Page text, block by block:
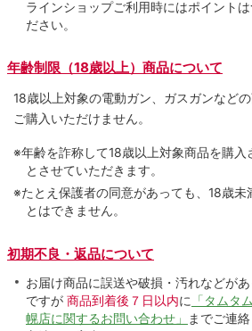
ラインショップご利用時にはポイント
ださい。
年齢制限（18歳以上）商品について
18歳以上対象の電動ガン、ガスガンなど
ご購入いただけません。
※年齢を詐称して18歳以上対象商品を購入
とさせていただきます。
※たとえ保護者の同意があっても、18歳未
とはできません。
初期不良・返品について
お届け商品に誤送や破損・汚れなどが
ですが 商品到着後７日以内に 「タムタ
幌店に関するお問い合わせ」
までご連